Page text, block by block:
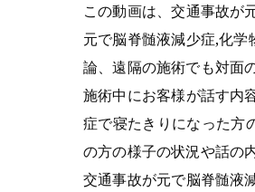
この動画は、交通事故が
元で脳脊髄液減少症,化
論、遠隔の施術でも対面
施術中にお客様が話す内
症で寝たきりになった方
の方の様子の状況や話の
交通事故が元で脳脊髄液